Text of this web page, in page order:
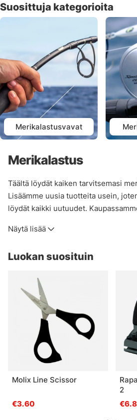
Suosittuja kategorioita
Merikalastusvavat
Merikalastus
Täältä löydät kaiken tarvitsemasi
Lisäämme uusia tuotteita usein,
löydät kaikki uutuudet.
ennen seikkailujasi.
Näytä lisää
Luokan suosituin
Molix Line Scissor
€3.60
2